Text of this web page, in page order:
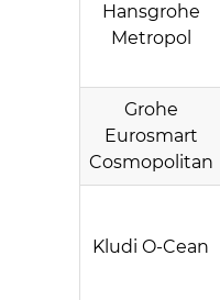
Hansgrohe
Metropol
Grohe
Eurosmart
Cosmopolitan
Kludi O-Cean